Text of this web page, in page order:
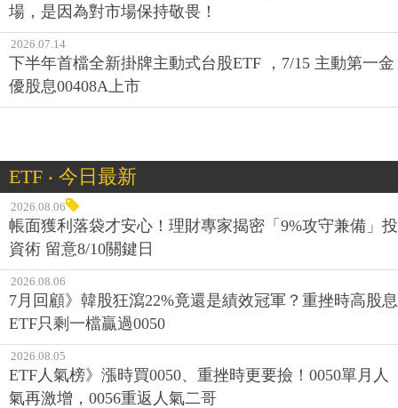
場，是因為對市場保持敬畏！
2026.07.14
下半年首檔全新掛牌主動式台股ETF ，7/15 主動第一金
優股息00408A上市
ETF ‧ 今日最新
2026.08.06
帳面獲利落袋才安心！理財專家揭密「9%攻守兼備」投
資術 留意8/10關鍵日
2026.08.06
7月回顧》韓股狂瀉22%竟還是績效冠軍？重挫時高股息
ETF只剩一檔贏過0050
2026.08.05
ETF人氣榜》漲時買0050、重挫時更要撿！0050單月人
氣再激增，0056重返人氣二哥